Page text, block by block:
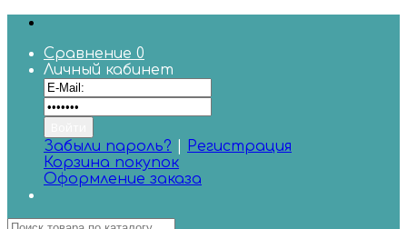
Сравнение 0
Личный кабинет
Забыли пароль?
Регистрация
Корзина покупок
Оформление заказа